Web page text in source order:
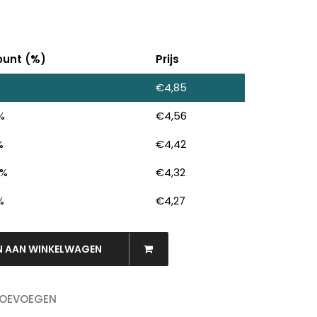
(%)
Prijs
€4,85
€4,56
€4,42
€4,32
€4,27
AAN WINKELWAGEN